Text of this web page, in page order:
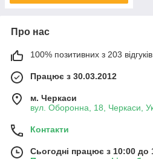
Про нас
100% позитивних з 203 відгуків
Працює з 30.03.2012
м. Черкаси
вул. Оборонна, 18, Черкаси,
Контакти
Сьогодні працює з 10:00 до